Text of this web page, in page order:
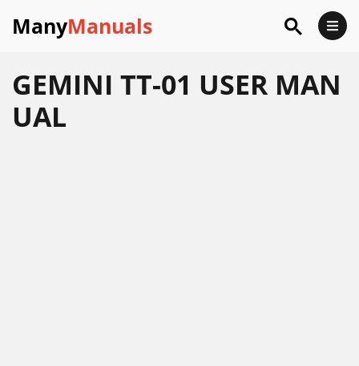
ManyManuals
GEMINI TT-01 USER MAN
UAL